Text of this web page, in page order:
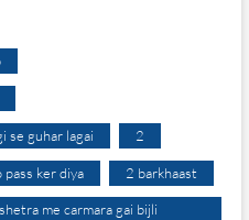
se guhar lagai 2
pass ker diya 2 barkhaast
me carmara gai bijli